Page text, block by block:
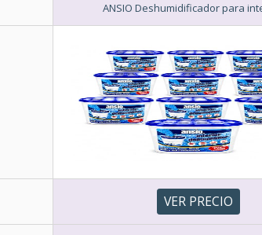
ANSIO Deshumidificador para
VER PRECIO